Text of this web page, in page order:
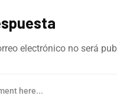
electrónico no será